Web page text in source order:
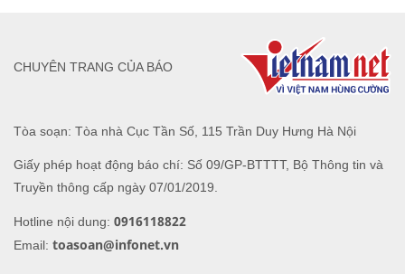
Tòa soạn: Tòa nhà Cục Tần Số, 115 Trần Duy Hưng Hà Nội
Giấy phép hoạt động báo chí: Số 09/GP-BTTTT, Bộ Thông tin và
Truyền thông cấp ngày 07/01/2019.
Hotline nội dung: 0916118822
Email: toasoan@infonet.vn
CHUYÊN TRANG CỦA BÁO